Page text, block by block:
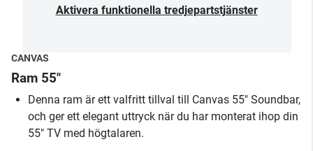
Aktivera funktionella tredjepartstjänster
CANVAS
Ram 55"
Denna ram är ett valfritt tillval till Canvas 55" Soundbar,
och ger ett elegant uttryck när du har monterat ihop din
55" TV med högtalaren.